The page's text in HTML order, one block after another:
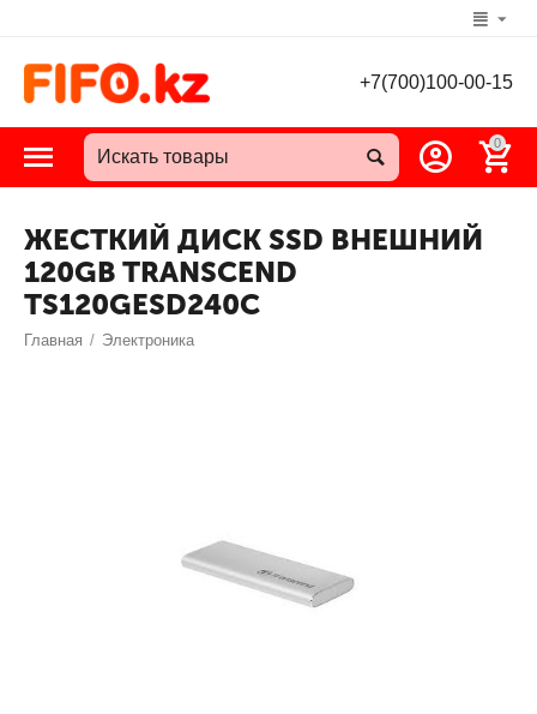
+7(700)100-00-15
0
ЖЕСТКИЙ ДИСК SSD ВНЕШНИЙ
120GB TRANSCEND
TS120GESD240C
Главная / Электроника